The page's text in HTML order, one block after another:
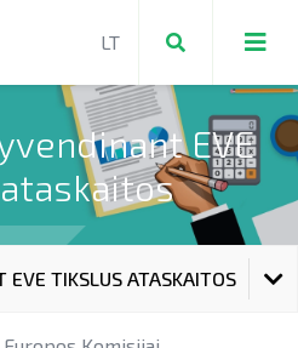
paraiškas bei mokėjimo
formos, dokumentai
EVE
EVE TIKSLUS ATASKAITOS